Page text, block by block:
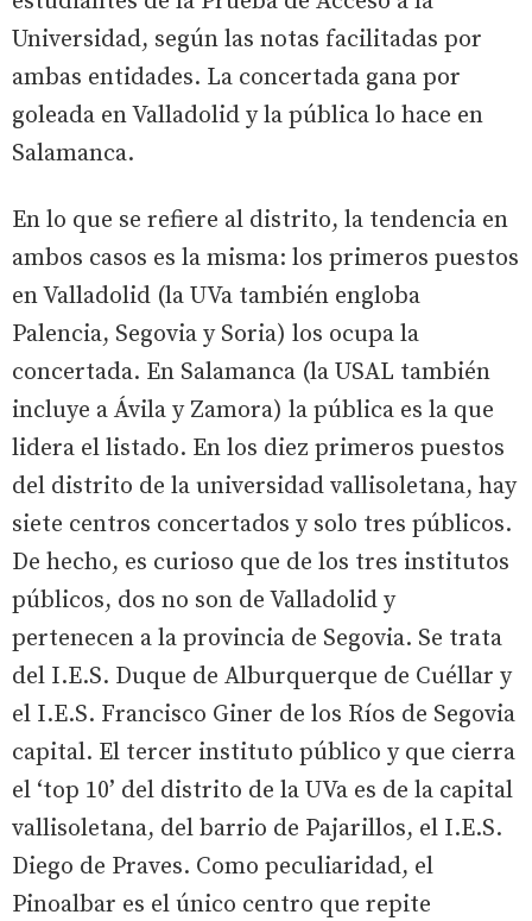
Universidad, según las notas facilitadas por
ambas entidades. La concertada gana por
goleada en Valladolid y la pública lo hace en
Salamanca.
En lo que se refiere al distrito, la tendencia en
ambos casos es la misma: los primeros puestos
en Valladolid (la UVa también engloba
Palencia, Segovia y Soria) los ocupa la
concertada. En Salamanca (la USAL también
incluye a Ávila y Zamora) la pública es la que
lidera el listado. En los diez primeros puestos
del distrito de la universidad vallisoletana, hay
siete centros concertados y solo tres públicos.
De hecho, es curioso que de los tres institutos
públicos, dos no son de Valladolid y
pertenecen a la provincia de Segovia. Se trata
del I.E.S. Duque de Alburquerque de Cuéllar y
el I.E.S. Francisco Giner de los Ríos de Segovia
capital. El tercer instituto público y que cierra
el ‘top 10’ del distrito de la UVa es de la capital
vallisoletana, del barrio de Pajarillos, el I.E.S.
Diego de Praves. Como peculiaridad, el
Pinoalbar es el único centro que repite